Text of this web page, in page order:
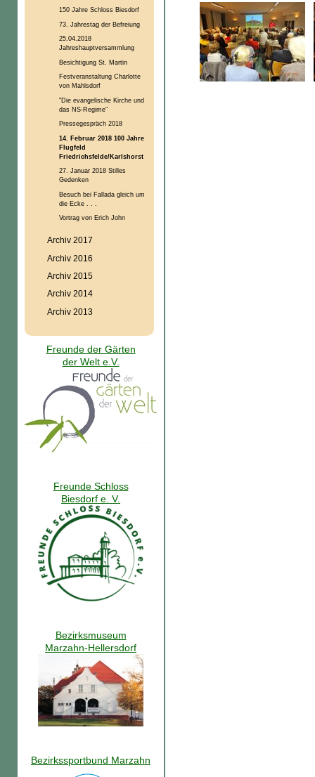
150 Jahre Schloss Biesdorf
73. Jahrestag der Befreiung
25.04.2018
Jahreshauptversammlung
Besichtigung St. Martin
Festveranstaltung Charlotte
von Mahlsdorf
"Die evangelische Kirche und
das NS-Regime"
Pressegespräch 2018
14. Februar 2018 100 Jahre
Flugfeld
Friedrichsfelde/Karlshorst
27. Januar 2018 Stilles
Gedenken
Besuch bei Fallada gleich um
die Ecke . . .
Vortrag von Erich John
Archiv 2017
Archiv 2016
Archiv 2015
Archiv 2014
Archiv 2013
Freunde der Gärten
der Welt e.V.
Freunde Schloss
Biesdorf e. V.
Bezirksmuseum
Marzahn-Hellersdorf
Bezirkssportbund Marzahn